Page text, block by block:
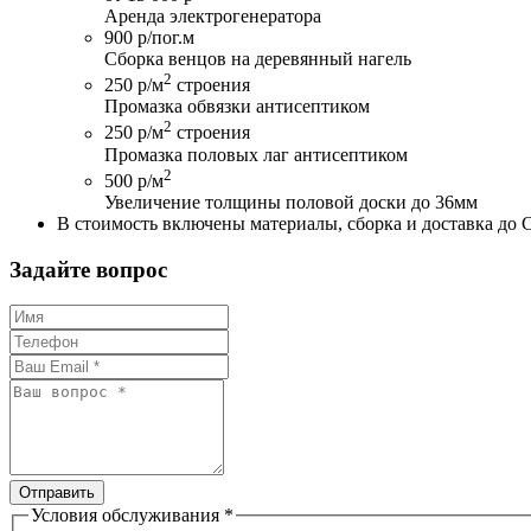
Аренда электрогенератора
900 р/пог.м
Сборка венцов на деревянный нагель
250 р/м2 строения
Промазка обвязки антисептиком
250 р/м2 строения
Промазка половых лаг антисептиком
500 р/м2
Увеличение толщины половой доски до 36мм
В стоимость включены материалы, сборка и доставка до
Задайте вопрос
Отправить
Условия обслуживания *